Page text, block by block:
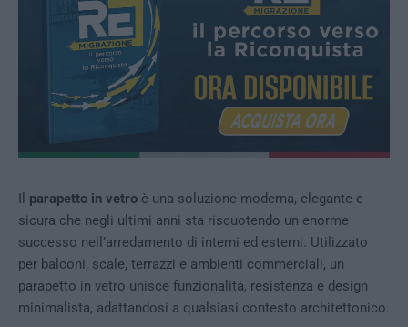
Il parapetto in vetro è una soluzione moderna, elegante e
sicura che negli ultimi anni sta riscuotendo un enorme
successo nell’arredamento di interni ed esterni. Utilizzato
per balconi, scale, terrazzi e ambienti commerciali, un
parapetto in vetro unisce funzionalità, resistenza e design
minimalista, adattandosi a qualsiasi contesto architettonico.